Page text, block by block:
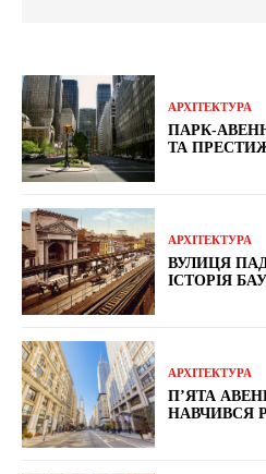
АРХІТЕКТУРА
ПАРК-
ТА
АРХІТЕКТУРА
ВУЛИЦЯ
ІСТОРІЯ
АРХІТЕКТУРА
П’ЯТА
НАВЧИВСЯ